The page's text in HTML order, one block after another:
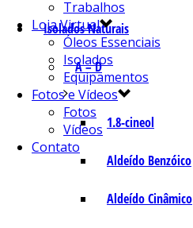
Isolados Naturais
A – D
1.8-cineol
Aldeído Benzóico
Aldeído Cinâmico
Trabalhos
Loja Virtual
Óleos Essenciais
Isolados
Equipamentos
Fotos e Vídeos
Fotos
Vídeos
Contato